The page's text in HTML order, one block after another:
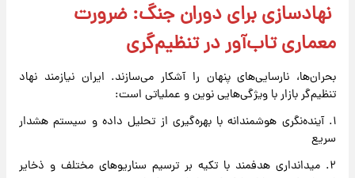
نهادسازی برای دوران جنگ: ضرورت
معماری تاب‌آور در تنظیم‌گری
بحران‌ها، نارسایی‌های پنهان را آشکار می‌سازند. ایران نیازمند نهاد
تنظیم‌گر بازار با ویژگی‌هایی نوین و عملیاتی است:
۱. آینده‌نگری هوشمندانه با بهره‌گیری از تحلیل داده و سیستم هشدار
سریع
۲. میدانداری هدفمند با تکیه بر ترسیم سناریوهای مختلف و ذخایر